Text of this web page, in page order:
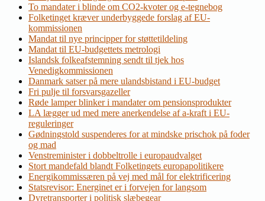
To mandater i blinde om CO2-kvoter og e-tegnebog
Folketinget kræver underbyggede forslag af EU-
kommissionen
Mandat til nye principper for støttetildeling
Mandat til EU-budgettets metrologi
Islandsk folkeafstemning sendt til tjek hos
Venedigkommissionen
Danmark satser på mere ulandsbistand i EU-budget
Fri pulje til forsvarsgazeller
Røde lamper blinker i mandater om pensionsprodukter
LA lægger ud med mere anerkendelse af a-kraft i EU-
reguleringer
Gødningstold suspenderes for at mindske prischok på foder
og mad
Venstreminister i dobbeltrolle i europaudvalget
Stort mandefald blandt Folketingets europapolitikere
Energikommissæren på vej med mål for elektrificering
Statsrevisor: Energinet er i forvejen for langsom
Dyretransporter i politisk slæbegear